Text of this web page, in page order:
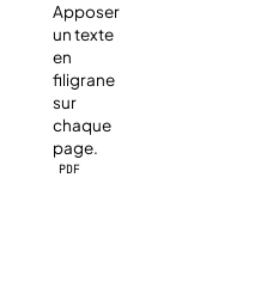
Apposer
un texte
en
filigrane
sur
chaque
page.
PDF